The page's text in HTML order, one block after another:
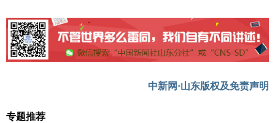
中新网·山东版权及免责声明
专题推荐